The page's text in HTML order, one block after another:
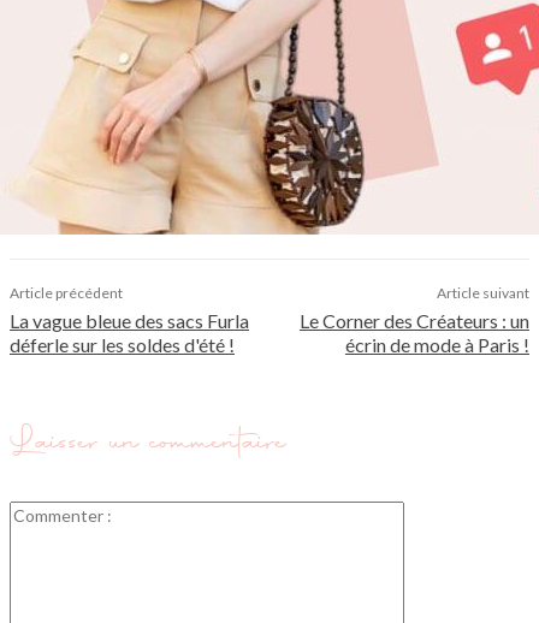
Article précédent
La vague bleue des sacs Furla
déferle sur les soldes d'été !
Article suivant
Le Corner des Créateurs : un
écrin de mode à Paris !
Laisser un commentaire